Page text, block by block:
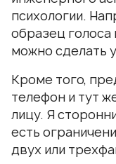
психологии.
образец голоса
можно сделать
Кроме того,
телефон и тут
лицу. Я
есть
двух или